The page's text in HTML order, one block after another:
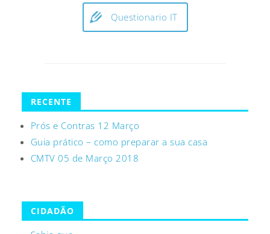
Questionario IT
RECENTE
Prós e Contras 12 Março
Guia prático – como preparar a sua casa
CMTV 05 de Março 2018
CIDADÃO